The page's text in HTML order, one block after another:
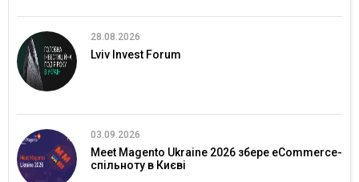
28.08.2026
Lviv Invest Forum
03.09.2026
Meet Magento Ukraine 2026 збере eCommerce-
спільноту в Києві